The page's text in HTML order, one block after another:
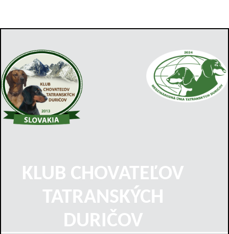
KLUB CHOVATEĽOV
TATRANSKÝCH
DURIČOV